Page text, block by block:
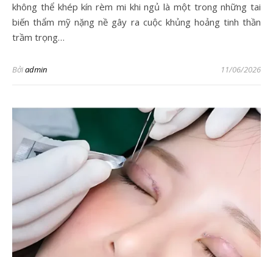
không thể khép kín rèm mi khi ngủ là một trong những tai
biến thẩm mỹ nặng nề gây ra cuộc khủng hoảng tinh thần
trầm trọng…
Bởiadmin 11/06/2026